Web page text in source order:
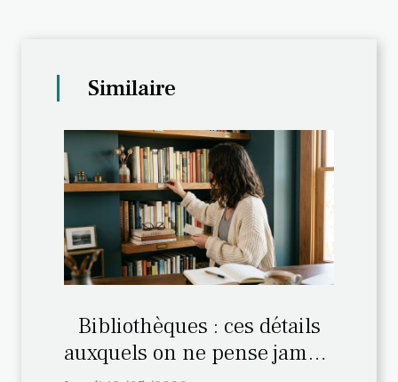
Similaire
Bibliothèques : ces détails
auxquels on ne pense jamais